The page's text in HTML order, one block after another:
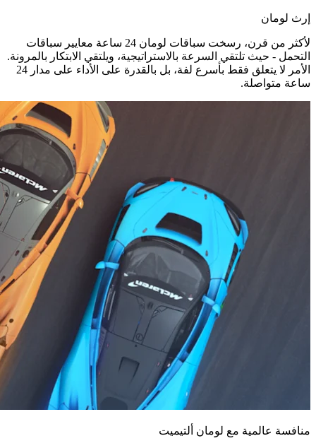
إرث لومان
لأكثر من قرن، رسخت سباقات لومان 24 ساعة معايير سباقات
التحمل - حيث تلتقي السرعة بالاستراتيجية، ويلتقي الابتكار بالمرونة.
الأمر لا يتعلق فقط بأسرع لفة، بل بالقدرة على الأداء على مدار 24
ساعة متواصلة.
منافسة عالمية مع لومان ألتيميت